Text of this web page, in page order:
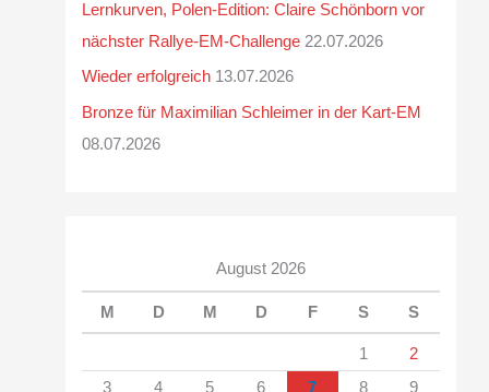
Lernkurven, Polen-Edition: Claire Schönborn vor
nächster Rallye-EM-Challenge 22.07.2026
Wieder erfolgreich 13.07.2026
Bronze für Maximilian Schleimer in der Kart-EM
08.07.2026
August 2026
M D M D F S S
1
2
3
4 5 6 7 8
9